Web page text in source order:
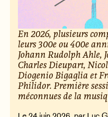
En 2026, plusieurs
leurs 300e ou 400e
Johann Rudolph Ahle,
Charles Dieupart,
Diogenio Bigaglia et
Philidor. Première
méconnues de la